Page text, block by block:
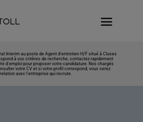
Interim au poste de Agent d'entretien H/F situé à Cluses
à vos critères de recherche, contactez rapidement
d’emploi pour proposer votre candidature. Nos chargés
votre CV et si votre profil correspond, vous serez
avec l’entreprise qui recrute.